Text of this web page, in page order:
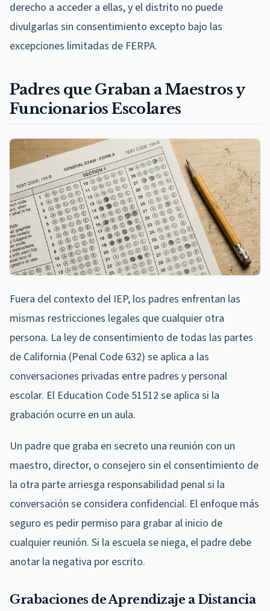
derecho a acceder a ellas, y el distrito no puede
divulgarlas sin consentimiento excepto bajo las
excepciones limitadas de FERPA.
Padres que Graban a Maestros y
Funcionarios Escolares
Fuera del contexto del IEP, los padres enfrentan las
mismas restricciones legales que cualquier otra
persona. La ley de consentimiento de todas las partes
de California (Penal Code 632) se aplica a las
conversaciones privadas entre padres y personal
escolar. El Education Code 51512 se aplica si la
grabación ocurre en un aula.
Un padre que graba en secreto una reunión con un
maestro, director, o consejero sin el consentimiento de
la otra parte arriesga responsabilidad penal si la
conversación se considera confidencial. El enfoque más
seguro es pedir permiso para grabar al inicio de
cualquier reunión. Si la escuela se niega, el padre debe
anotar la negativa por escrito.
Grabaciones de Aprendizaje a Distancia